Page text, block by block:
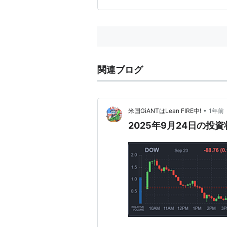
関連ブログ
米国GiANTはLean FIRE中! • 1年前
2025年9月24日の投資